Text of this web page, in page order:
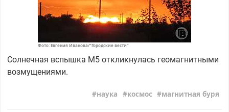
Фото: Евгения Иванова/"Городские вести"
Солнечная вспышка M5 откликнулась геомагнитными
возмущениями.
наука космос магнитная буря